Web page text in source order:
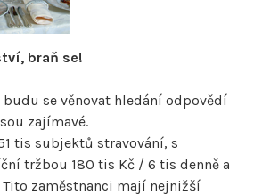
braň se!
se věnovat hledání odpovědí
zajímavé.
tis subjektů stravování, s
tržbou 180 tis Kč / 6 tis denně a
Tito zaměstnanci mají nejnižší